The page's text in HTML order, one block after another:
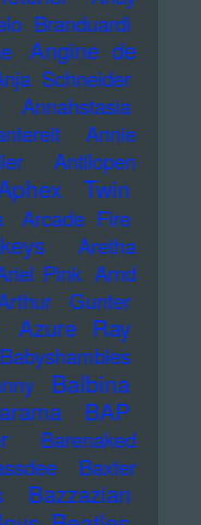
Branduardi
Angine de
Schneider
Annahstasia
Annie
Antilopen
Twin
Arcade Fire
Aretha
Pink Arnd
Gunter
Azure Ray
Babyshambles
Balbina
BAP
Barenaked
Baxter
Bazzazian